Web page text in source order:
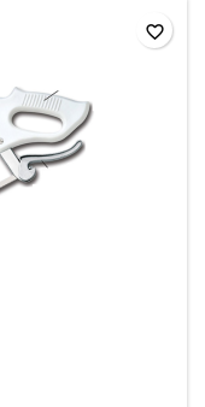
favorite_border